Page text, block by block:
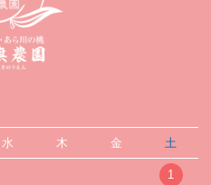
水 木 金 土
1